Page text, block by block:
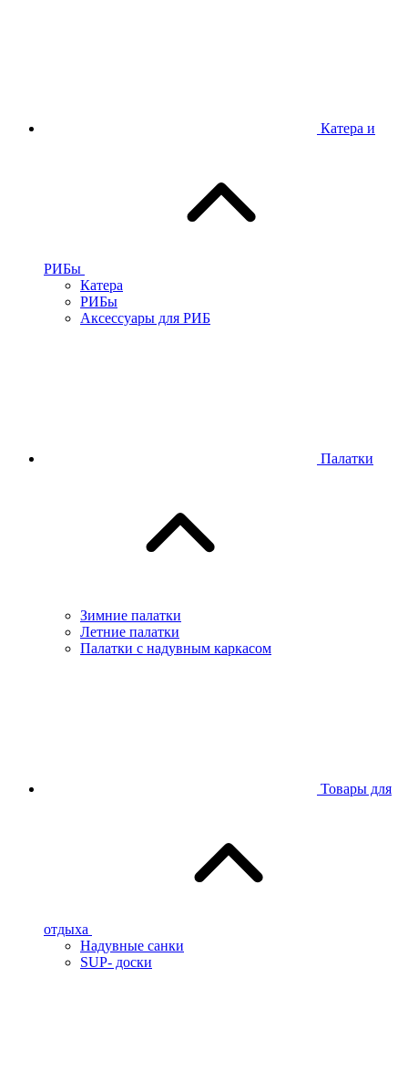
Катера и
РИБы
Катера
РИБы
Аксессуары для РИБ
Палатки
Зимние палатки
Летние палатки
Палатки с надувным каркасом
Товары для
отдыха
Надувные санки
SUP- доски